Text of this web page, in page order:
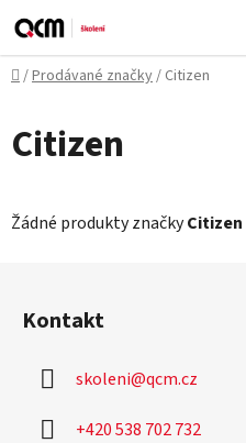
na
obsah
Domů
/Prodávané značky/ Citizen
Citizen
Žádné produkty značkyCitizen
Kontakt
skoleni@qcm.cz
+420 538 702 732